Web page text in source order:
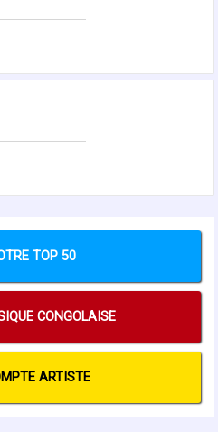
TOP 50
CONGOLAISE
ARTISTE